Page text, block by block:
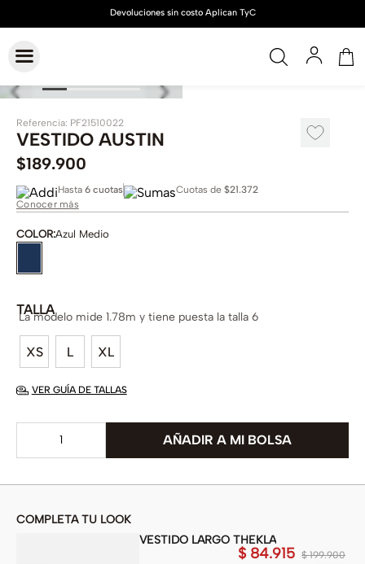
Referencia: PF21510022
VESTIDO AUSTIN
$189.900
Hasta 6 cuotas Cuotas de $21.372
Conocer más
COLOR:Azul Medio
TALLA
XS L XL
La modelo mide 1.78m y tiene puesta la talla 6
VER GUÍA DE TALLAS
COMPLETA TU LOOK
VESTIDO LARGO THEKLA
$ 199.900
$ 84.915